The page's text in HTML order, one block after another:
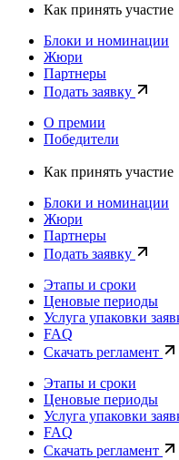
Как принять участие
Блоки и номинации
Жюри
Партнеры
Подать заявку
О премии
Победители
Как принять участие
Блоки и номинации
Жюри
Партнеры
Подать заявку
Этапы и сроки
Ценовые периоды
Услуга упаковки
FAQ
Скачать регламент
Этапы и сроки
Ценовые периоды
Услуга упаковки
FAQ
Скачать регламент